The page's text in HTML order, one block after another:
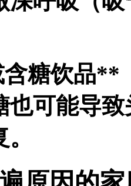
糖饮品**
也可能导